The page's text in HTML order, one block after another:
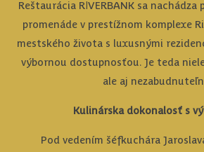
Reštaurácia RIVERBANK sa
promenáde v prestížnom komplexe
mestského života s luxusnými
výbornou dostupnosťou. Je teda
ale aj
Kulinárska dokonalosť s
Pod vedením šéfkuchára